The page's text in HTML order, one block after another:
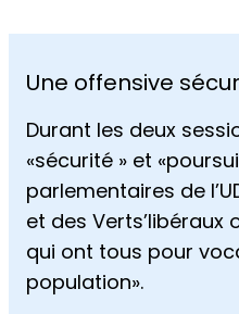
Une offensive
Durant les deux
«sécurité » et
parlementaires de
et des
qui ont tous pour
population».